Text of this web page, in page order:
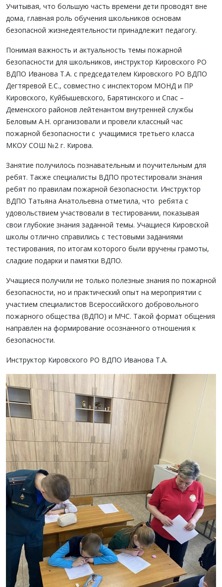
Учитывая, что большую часть времени дети проводят вне
дома, главная роль обучения школьников основам
безопасной жизнедеятельности принадлежит педагогу.
Понимая важность и актуальность темы пожарной
безопасности для школьников, инструктор Кировского РО
ВДПО Иванова Т.А. с председателем Кировского РО ВДПО
Дегтяревой Е.С., совместно с инспектором МОНД и ПР
Кировского, Куйбышевского, Барятинского и Спас –
Деменского районов лейтенантом внутренней службы
Беловым А.Н. организовали и провели классный час
пожарной безопасности с учащимися третьего класса
МКОУ СОШ №2 г. Кирова.
Занятие получилось познавательным и поучительным для
ребят. Также специалисты ВДПО протестировали знания
ребят по правилам пожарной безопасности. Инструктор
ВДПО Татьяна Анатольевна отметила, что ребята с
удовольствием участвовали в тестировании, показывая
свои глубокие знания заданной темы. Учащиеся Кировской
школы отлично справились с тестовыми заданиями
тестирования, по итогам которого были вручены грамоты,
сладкие подарки и памятки ВДПО.
Учащиеся получили не только полезные знания по пожарной
безопасности, но и практический опыт на мероприятии с
участием специалистов Всероссийского добровольного
пожарного общества (ВДПО) и МЧС. Такой формат общения
направлен на формирование осознанного отношения к
безопасности.
Инструктор Кировского РО ВДПО Иванова Т.А.